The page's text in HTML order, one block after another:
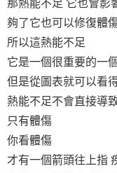
那熱能不足 它也會影
夠了它也可以修復體
所以這熱能不足
它是一個很重要的一
但是從圖表就可以看
熱能不足不會直接導
只有體傷
你看體傷
才有一個箭頭往上指